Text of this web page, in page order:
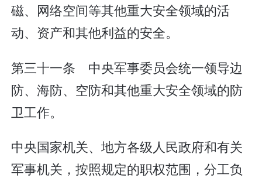
磁、网络空间等其他重大安全领域的活
动、资产和其他利益的安全。
第三十一条 中央军事委员会统一领导边
防、海防、空防和其他重大安全领域的防
卫工作。
中央国家机关、地方各级人民政府和有关
军事机关，按照规定的职权范围，分工负